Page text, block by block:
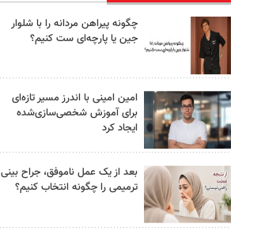
چگونه پیراهن مردانه را با شلوار
جین یا پارچه‌ای ست کنیم؟
امین امینی با اندرز مسیر تازه‌ای
برای آموزش شخصی‌سازی‌شده
ایجاد کرد
بعد از یک عمل ناموفق، جراح بینی
ترمیمی را چگونه انتخاب کنیم؟